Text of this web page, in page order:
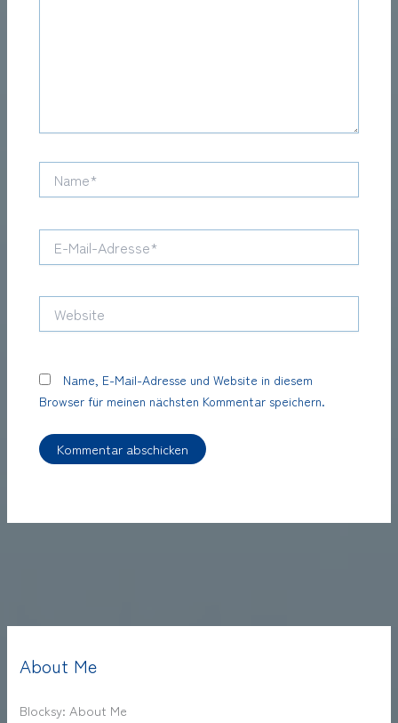
Mail-
Name, E-Mail-Adresse und Website in diesem
Browser für meinen nächsten Kommentar speichern.
About Me
Blocksy: About Me